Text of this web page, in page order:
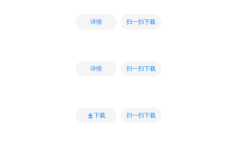
详情 扫一扫下载
详情 扫一扫下载
下载 扫一扫下载